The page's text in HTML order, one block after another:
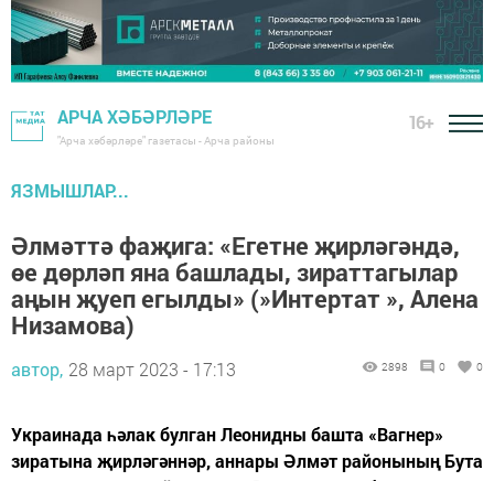
АРЧА ХӘБӘРЛӘРЕ
"Арча хәбәрләре" газетасы - Арча районы
16+
ЯЗМЫШЛАР...
Әлмәттә фаҗига: «Егетне җирләгәндә,
өе дөрләп яна башлады, зираттагылар
аңын җуеп егылды» (»Интертат », Алена
Низамова)
автор, 28 март 2023 - 17:13 2898 0 0
Украинада һәлак булган Леонидны башта «Вагнер»
зиратына җирләгәннәр, аннары Әлмәт районының Бута